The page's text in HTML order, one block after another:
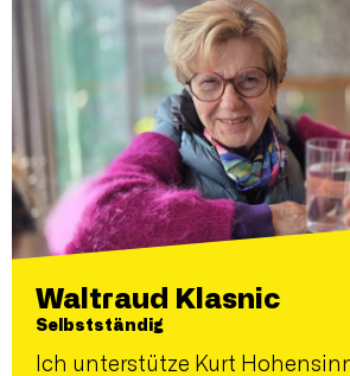
Waltraud Klasnic
Selbstständig
Ich unterstütze Kurt